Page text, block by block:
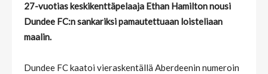
27-vuotias keskikenttäpelaaja Ethan Hamilton nousi
Dundee FC:n sankariksi pamautettuaan loisteliaan
maalin.
Dundee FC kaatoi vieraskentällä Aberdeenin numeroin